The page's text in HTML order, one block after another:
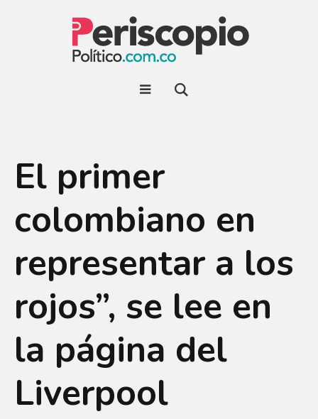
El primer
colombiano en
representar a los
rojos”, se lee en
la página del
Liverpool